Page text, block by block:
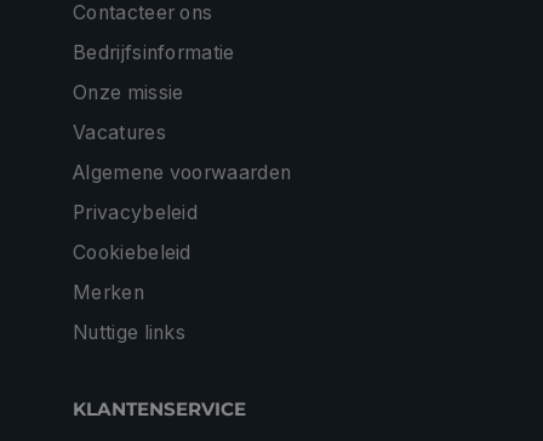
Contacteer ons
Bedrijfsinformatie
Onze missie
Vacatures
Algemene voorwaarden
Privacybeleid
Cookiebeleid
Merken
Nuttige links
KLANTENSERVICE